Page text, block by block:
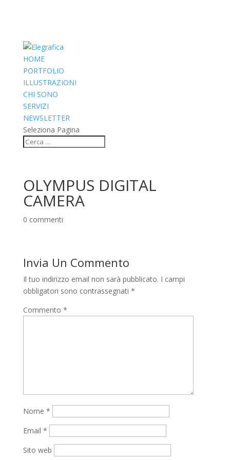
HOME
PORTFOLIO
ILLUSTRAZIONI
CHI SONO
SERVIZI
NEWSLETTER
Seleziona Pagina
OLYMPUS DIGITAL
CAMERA
0 commenti
Invia Un Commento
Il tuo indirizzo email non sarà pubblicato. I campi
obbligatori sono contrassegnati *
Commento *
Nome *
Email *
Sito web